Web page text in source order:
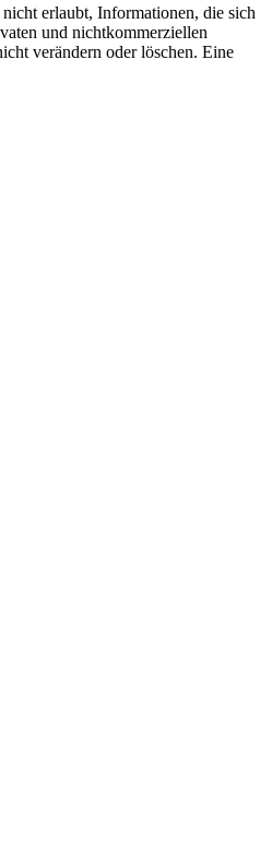
erlaubt, Informationen, die sich
und nichtkommerziellen
verändern oder löschen. Eine